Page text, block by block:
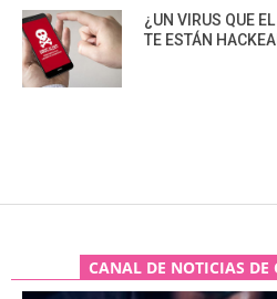
¿UN VIRUS QUE EL
TE ESTÁN
CANAL DE NOTICIAS DE